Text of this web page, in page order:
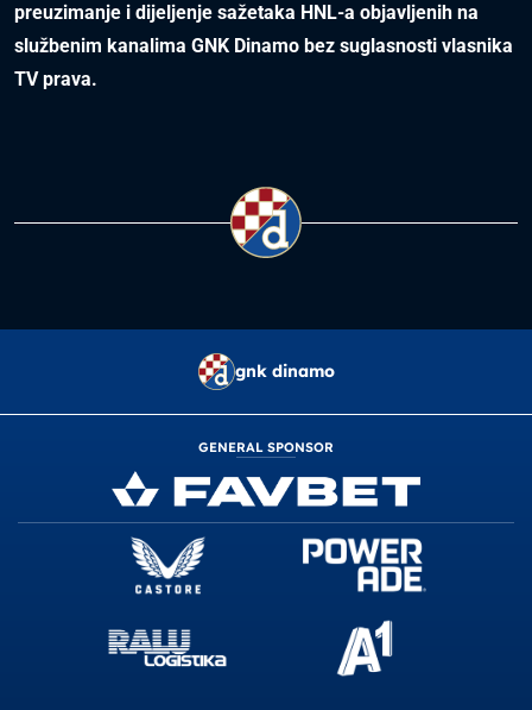
preuzimanje i dijeljenje sažetaka HNL-a objavljenih na
službenim kanalima GNK Dinamo bez suglasnosti vlasnika
TV prava.
gnk dinamo
GENERAL SPONSOR